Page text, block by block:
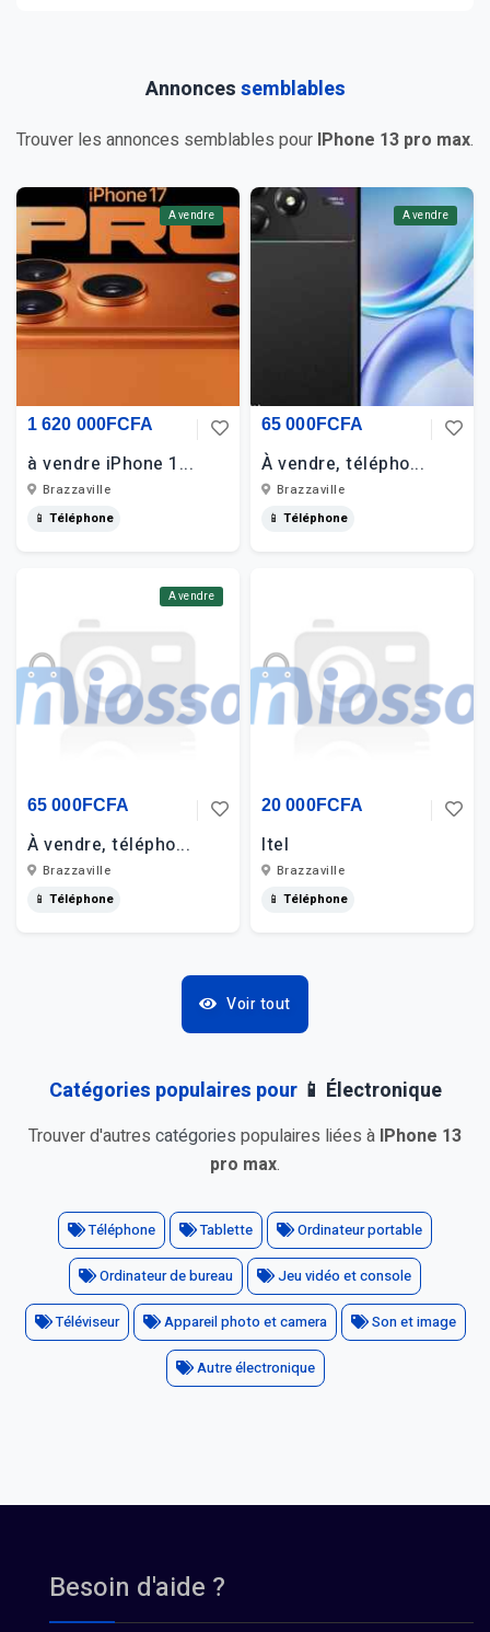
Annoncessemblables
Trouver les annonces semblables pour IPhone 13 pro max.
A vendre
1 620 000FCFA
à vendre iPhone 1...
Brazzaville
📱 Téléphone
A vendre
65 000FCFA
À vendre, télépho...
Brazzaville
📱 Téléphone
A vendre
65 000FCFA
À vendre, télépho...
Brazzaville
📱 Téléphone
20 000FCFA
Itel
Brazzaville
📱 Téléphone
Voir tout
Catégories populaires pour 📱 Électronique
Trouver d'autres catégories populaires liées à IPhone 13
pro max.
Téléphone Tablette Ordinateur portable
Ordinateur de bureau Jeu vidéo et console
Téléviseur Appareil photo et camera Son et image
Autre électronique
Besoin d'aide ?